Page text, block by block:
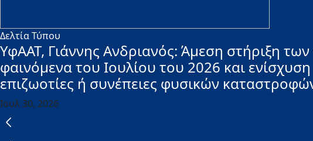
Δελτία Τύπου
ΥφΑΑΤ, Γιάννης Ανδριανός: Άμεση στήριξη
φαινόμενα του Ιουλίου του 2026 και
επιζωοτίες ή συνέπειες φυσικών
Ιουλ 30, 2026